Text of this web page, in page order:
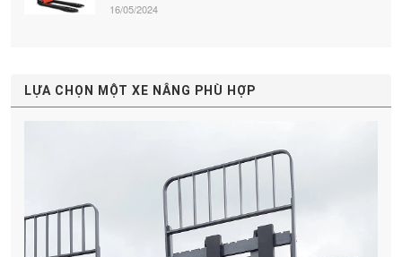
16/05/2024
LỰA CHỌN MỘT XE NÂNG PHÙ HỢP